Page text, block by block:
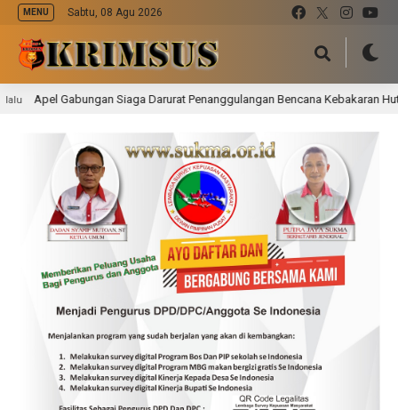
MENU Sabtu, 08 Agu 2026
Siaga Darurat Penanggulangan Bencana Kebakaran Hutan dan